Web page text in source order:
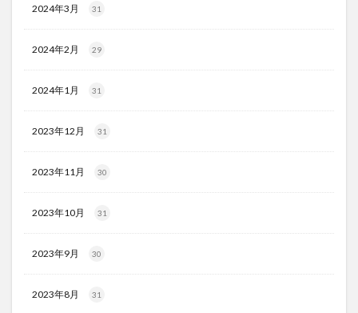
2024年3月 31
2024年2月 29
2024年1月 31
2023年12月 31
2023年11月 30
2023年10月 31
2023年9月 30
2023年8月 31